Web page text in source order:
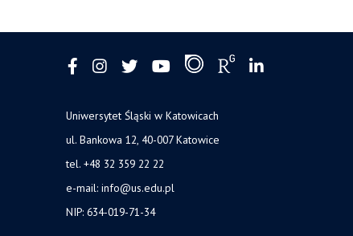
Uniwersytet Śląski w Katowicach
ul. Bankowa 12, 40-007 Katowice
tel. +48 32 359 22 22
e-mail: info@us.edu.pl
NIP: 634-019-71-34